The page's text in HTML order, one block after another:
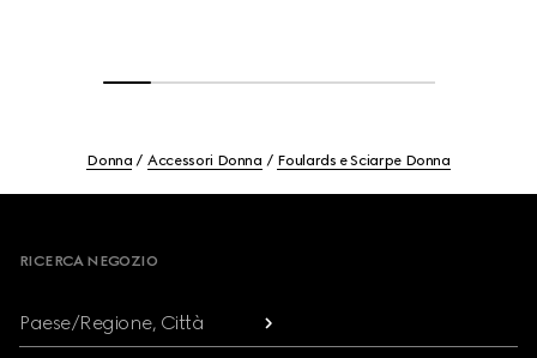
Donna Accessori Donna Foulards e Sciarpe Donna
RICERCA NEGOZIO
Paese/Regione, Città